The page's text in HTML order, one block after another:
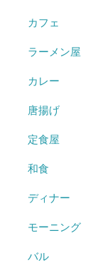
カフェ
ラーメン屋
カレー
唐揚げ
定食屋
和食
ディナー
モーニング
バル